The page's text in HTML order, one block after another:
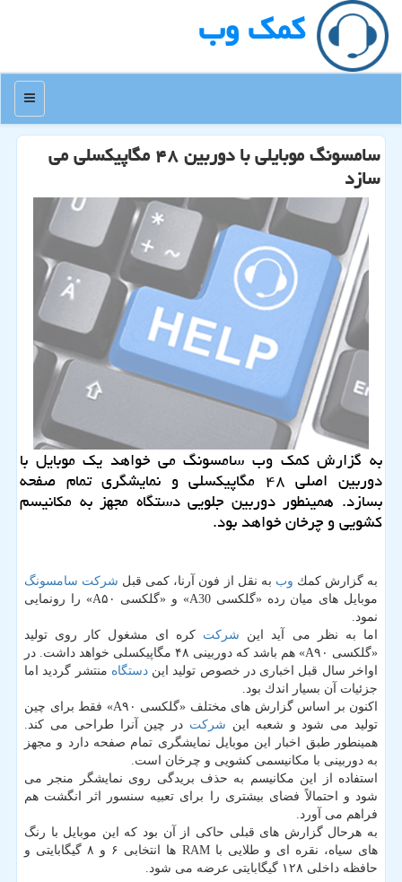
كمك وب
منو
سامسونگ موبایلی با دوربین ۴۸ مگاپیكسلی می
سازد
به گزارش كمك وب سامسونگ می خواهد یك موبایل با
دوربین اصلی ۴۸ مگاپیكسلی و نمایشگری تمام صفحه
بسازد. همینطور دوربین جلویی دستگاه مجهز به مكانیسم
كشویی و چرخان خواهد بود.
به گزارش كمك وب به نقل از فون آرنا، كمی قبل شركت سامسونگ
موبایل های میان رده «گلكسی A30» و «گلكسی A۵۰» را رونمایی
نمود.
اما به نظر می آید این شركت كره ای مشغول كار روی تولید
«گلكسی A۹۰» هم باشد كه دوربینی ۴۸ مگاپیكسلی خواهد داشت. در
اواخر سال قبل اخباری در خصوص تولید ایندستگاه منتشر گردید اما
جزئیات آن بسیار اندك بود.
اكنون بر اساس گزارش های مختلف «گلكسی A۹۰» فقط برای چین
تولید می شود و شعبه این شركت در چین آنرا طراحی می كند.
همینطور طبق اخبار این موبایل نمایشگری تمام صفحه دارد و مجهز
به دوربینی با مكانیسمی كشویی و چرخان است.
استفاده از این مكانیسم به حذف بریدگی روی نمایشگر منجر می
شود و احتمالاً فضای بیشتری را برای تعبیه سنسور اثر انگشت هم
فراهم می آورد.
به هرحال گزارش های قبلی حاكی از آن بود كه این موبایل با رنگ
های سیاه، نقره ای و طلایی با RAM ها انتخابی ۶ و ۸ گیگابایتی و
حافظه داخلی ۱۲۸ گیگابایتی عرضه می شود.